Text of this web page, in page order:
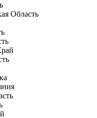
Область